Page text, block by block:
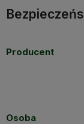
Producent
Osoba